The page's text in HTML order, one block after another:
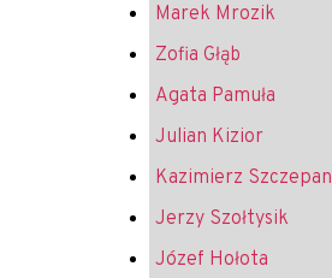
Marek Mrozik
Zofia Głąb
Agata Pamuła
Julian Kizior
Kazimierz Szczepan
Jerzy Szołtysik
Józef Hołota